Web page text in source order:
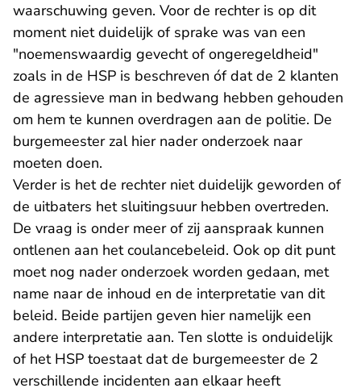
waarschuwing geven. Voor de rechter is op dit
moment niet duidelijk of sprake was van een
"noemenswaardig gevecht of ongeregeldheid"
zoals in de HSP is beschreven óf dat de 2 klanten
de agressieve man in bedwang hebben gehouden
om hem te kunnen overdragen aan de politie. De
burgemeester zal hier nader onderzoek naar
moeten doen.
Verder is het de rechter niet duidelijk geworden of
de uitbaters het sluitingsuur hebben overtreden.
De vraag is onder meer of zij aanspraak kunnen
ontlenen aan het coulancebeleid. Ook op dit punt
moet nog nader onderzoek worden gedaan, met
name naar de inhoud en de interpretatie van dit
beleid. Beide partijen geven hier namelijk een
andere interpretatie aan. Ten slotte is onduidelijk
of het HSP toestaat dat de burgemeester de 2
verschillende incidenten aan elkaar heeft